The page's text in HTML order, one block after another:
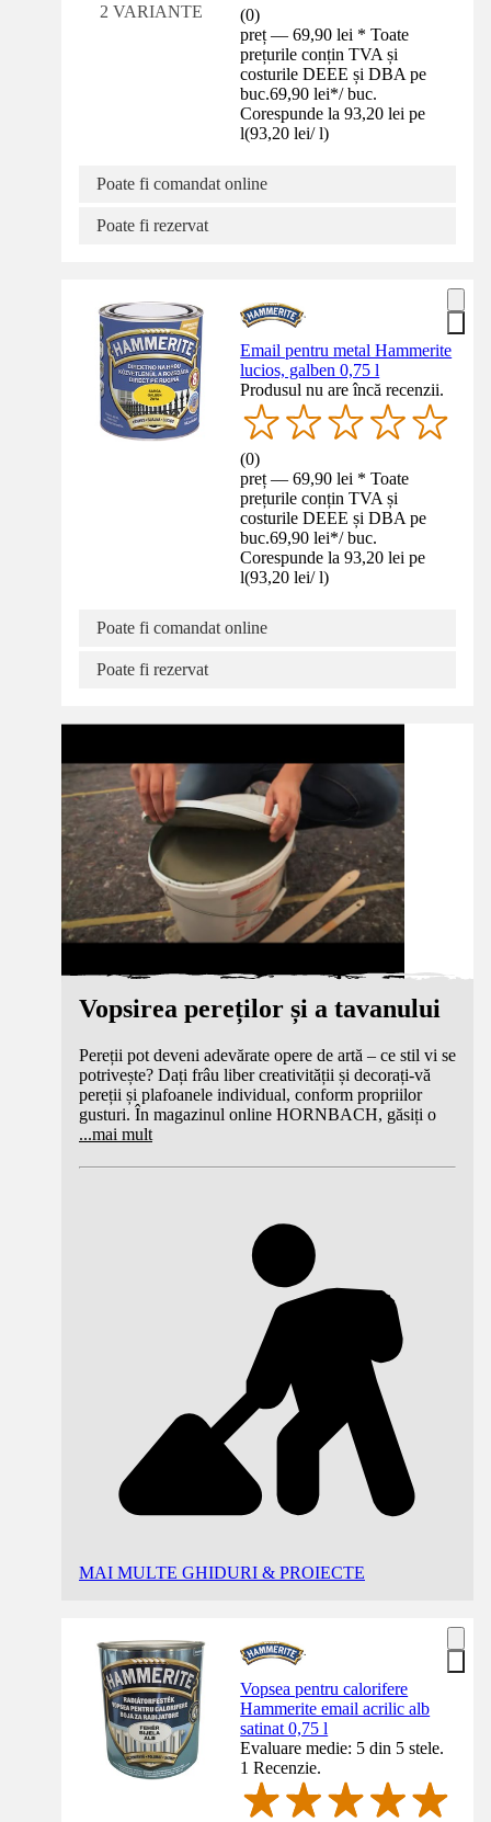
2 VARIANTE (0)
preț — 69,90 lei * Toate
prețurile conțin TVA și
costurile DEEE și DBA pe
buc.69,90 lei*/ buc.
Corespunde la 93,20 lei pe
l(93,20 lei/ l)
Poate fi comandat online
Poate fi rezervat
Email pentru metal Hammerite
lucios, galben 0,75 l
Produsul nu are încă recenzii.
(0)
preț — 69,90 lei * Toate
prețurile conțin TVA și
costurile DEEE și DBA pe
buc.69,90 lei*/ buc.
Corespunde la 93,20 lei pe
l(93,20 lei/ l)
Poate fi comandat online
Poate fi rezervat
Vopsirea pereților și a tavanului
Pereții pot deveni adevărate opere de artă – ce stil vi se
potrivește? Dați frâu liber creativității și decorați-vă
pereții și plafoanele individual, conform propriilor
gusturi. În magazinul online HORNBACH, găsiți o
...mai mult
MAI MULTE GHIDURI & PROIECTE
Vopsea pentru calorifere
Hammerite email acrilic alb
satinat 0,75 l
Evaluare medie: 5 din 5 stele.
1 Recenzie.